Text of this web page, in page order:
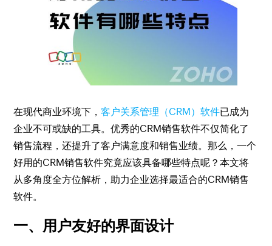
在现代商业环境下，客户关系管理（CRM）软件已成为
企业不可或缺的工具。优秀的CRM销售软件不仅简化了
销售流程，还提升了客户满意度和销售业绩。那么，一个
好用的CRM销售软件究竟应该具备哪些特点呢？本文将
从多角度全方位解析，助力企业选择最适合的CRM销售
软件。
一、用户友好的界面设计